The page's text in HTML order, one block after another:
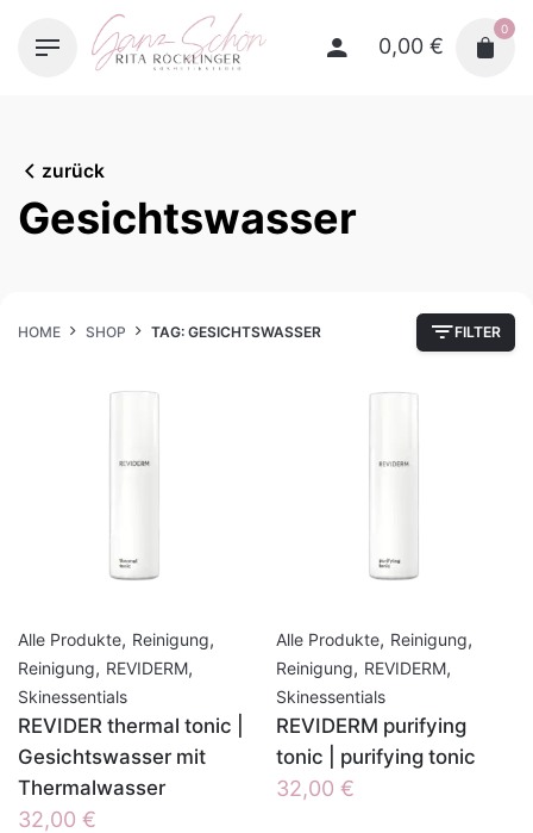
0,00 €
0
zurück
Gesichtswasser
HOME SHOP TAG: GESICHTSWASSER FILTER
Alle Produkte, Reinigung,
Reinigung, REVIDERM,
Skinessentials
REVIDER thermal tonic |
Gesichtswasser mit
Thermalwasser
32,00 €
Alle Produkte, Reinigung,
Reinigung, REVIDERM,
Skinessentials
REVIDERM purifying
tonic | purifying tonic
32,00 €